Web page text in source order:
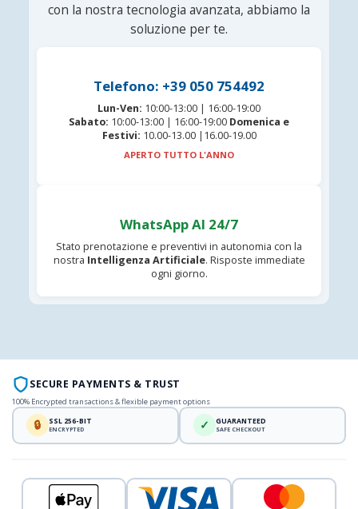
con la nostra tecnologia avanzata, abbiamo la
soluzione per te.
Telefono: +39 050 754492
Lun-Ven: 10:00-13:00 | 16:00-19:00
Sabato: 10:00-13:00 | 16:00-19:00 Domenica e
Festivi: 10.00-13.00 |16.00-19.00
APERTO TUTTO L'ANNO
WhatsApp AI 24/7
Stato prenotazione e preventivi in autonomia con la
nostra Intelligenza Artificiale. Risposte immediate
ogni giorno.
SECURE PAYMENTS & TRUST
100% Encrypted transactions & flexible payment options
🔒 SSL 256-BIT
ENCRYPTED ✓ GUARANTEED
SAFE CHECKOUT